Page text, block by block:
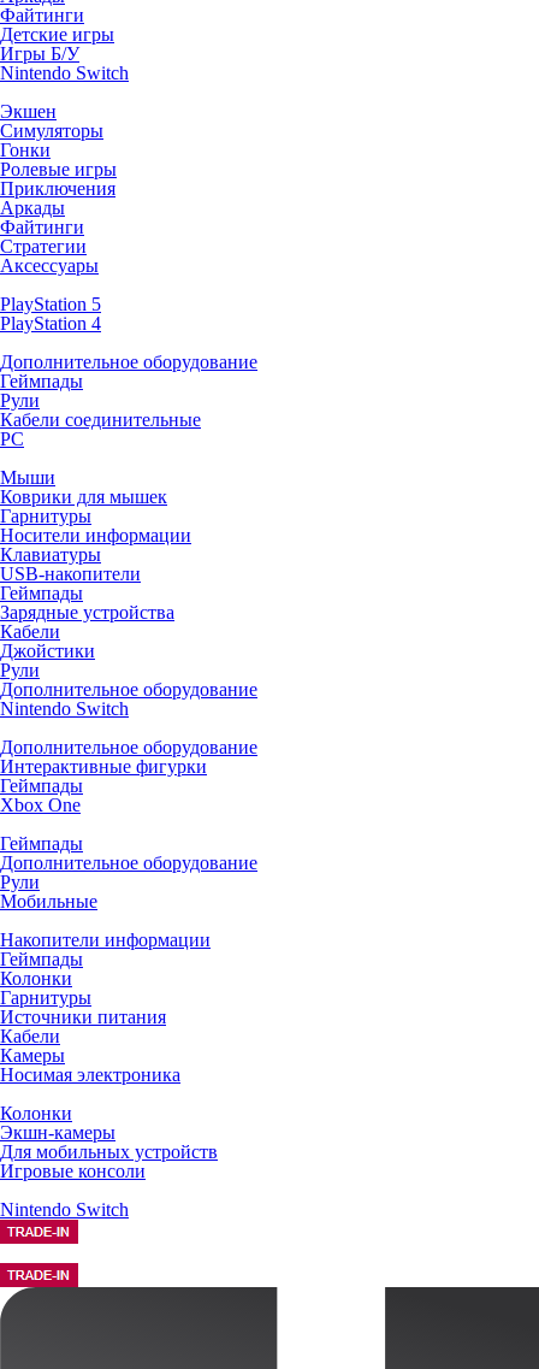
Файтинги
Детские игры
Игры Б/У
Nintendo Switch
Экшен
Симуляторы
Гонки
Ролевые игры
Приключения
Аркады
Файтинги
Стратегии
Аксессуары
PlayStation 5
PlayStation 4
Дополнительное оборудование
Геймпады
Рули
Кабели соединительные
PC
Мыши
Коврики для мышек
Гарнитуры
Носители информации
Клавиатуры
USB-накопители
Геймпады
Зарядные устройства
Кабели
Джойстики
Рули
Дополнительное оборудование
Nintendo Switch
Дополнительное оборудование
Интерактивные фигурки
Геймпады
Xbox One
Геймпады
Дополнительное оборудование
Рули
Мобильные
Накопители информации
Геймпады
Колонки
Гарнитуры
Источники питания
Кабели
Камеры
Носимая электроника
Колонки
Экшн-камеры
Для мобильных устройств
Игровые консоли
Nintendo Switch